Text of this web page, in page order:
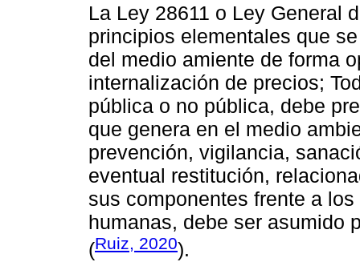
La Ley 28611 o Ley General
principios elementales que
del medio amiente de forma
internalización de precios;
pública o no pública, debe
que genera en el medio
prevención, vigilancia,
eventual restitución,
sus componentes frente a
humanas, debe ser asumido
(Ruiz, 2020).